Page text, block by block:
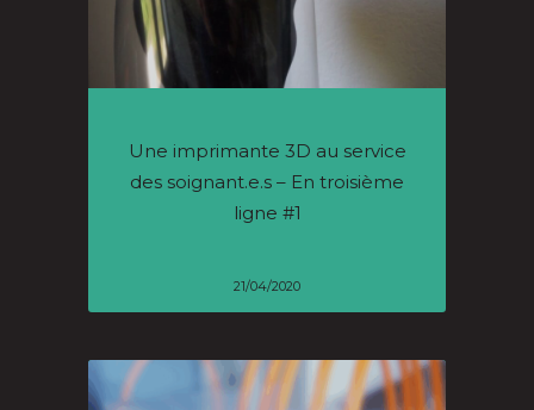
Une imprimante 3D au service
des soignant.e.s – En troisième
ligne #1
21/04/2020